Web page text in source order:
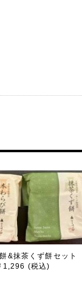
&抹茶くず餅セット
1,296 (税込)